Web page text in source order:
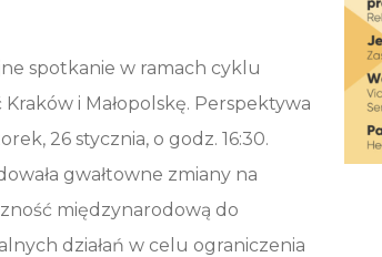
spotkanie w ramach cyklu
i Małopolskę. Perspektywa
26 stycznia, o godz. 16:30.
gwałtowne zmiany na
międzynarodową do
działań w celu ograniczenia